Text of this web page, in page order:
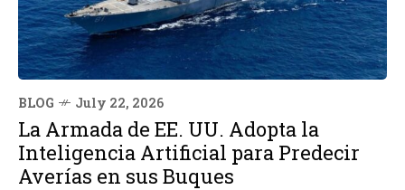
BLOG July 22, 2026
La Armada de EE. UU. Adopta la
Inteligencia Artificial para Predecir
Averías en sus Buques